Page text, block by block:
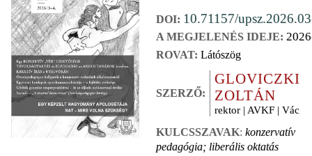
DOI: 10.71157/
A MEGJELENÉS IDEJE:
ROVAT: Látószög
SZERZŐ:
GLOVICZKI
ZOLTÁN
rektor | AVKF | Vác
KULCSSZAVAK: konzervatív
pedagógia; liberális oktatás